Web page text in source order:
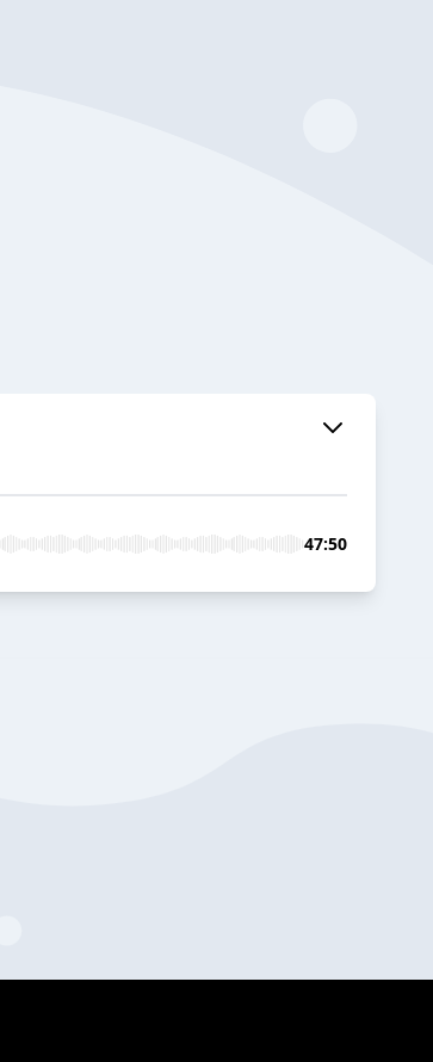
47:50